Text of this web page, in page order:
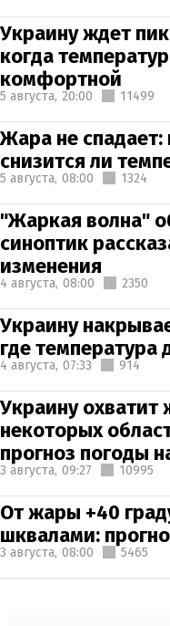
Украину ждет
когда
комфортной
5 августа, 20:00 11499
Жара не
снизится ли
5 августа, 08:00 1324
"Жаркая волна"
синоптик
изменения
4 августа, 08:00 2350
Украину
где температура
4 августа, 07:33 914
Украину охватит
некоторых
прогноз погоды
3 августа, 09:27 10995
От жары +40
шквалами:
3 августа, 08:00 5465